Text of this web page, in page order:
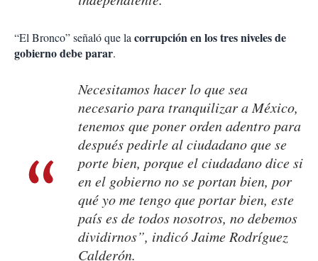
“El Bronco” señaló que lacorrupción en los tres niveles de
gobierno debe parar.
Necesitamos hacer lo que sea
necesario para tranquilizar a México,
tenemos que poner orden adentro para
después pedirle al ciudadano que se
porte bien, porque el ciudadano dice si
en el gobierno no se portan bien, por
qué yo me tengo que portar bien, este
país es de todos nosotros, no debemos
dividirnos”, indicó Jaime Rodríguez
Calderón.